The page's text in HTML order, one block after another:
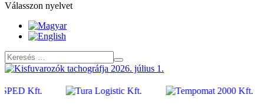
Válasszon nyelvet